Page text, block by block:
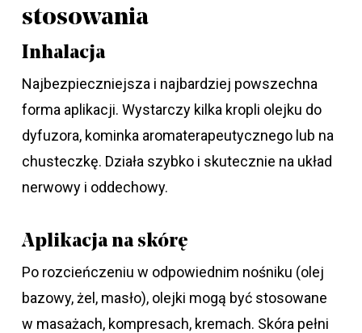
stosowania
Inhalacja
Najbezpieczniejsza i najbardziej powszechna
forma aplikacji. Wystarczy kilka kropli olejku do
dyfuzora, kominka aromaterapeutycznego lub na
chusteczkę. Działa szybko i skutecznie na układ
nerwowy i oddechowy.
Aplikacja na skórę
Po rozcieńczeniu w odpowiednim nośniku (olej
bazowy, żel, masło), olejki mogą być stosowane
w masażach, kompresach, kremach. Skóra pełni